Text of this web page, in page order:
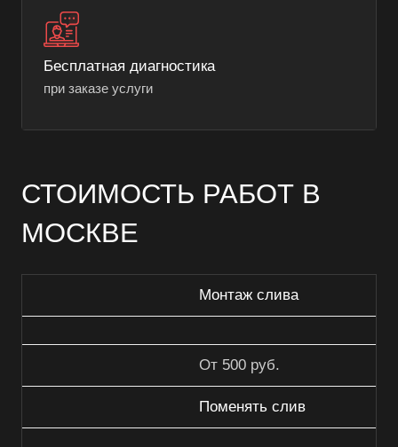
Бесплатная диагностика
при заказе услуги
СТОИМОСТЬ РАБОТ В
МОСКВЕ
Монтаж слива
От 500 руб.
Поменять слив